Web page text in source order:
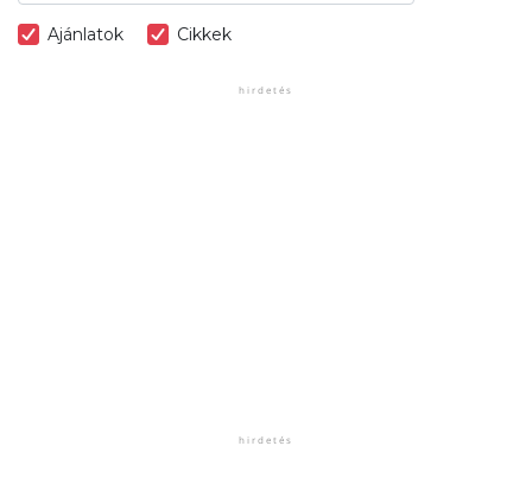
Ajánlatok Cikkek